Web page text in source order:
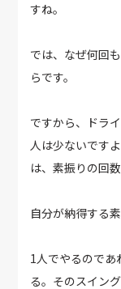
すね。
では、なぜ何回
らです。
ですから、ドラ
人は少ないです
は、素振りの回
自分が納得する
1人でやるのであ
る。そのスイン